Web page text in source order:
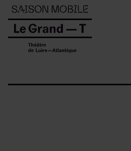
Panneau de gestion des cookies